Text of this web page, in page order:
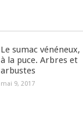
Le sumac vénéneux,
à la puce. Arbres et
arbustes
mai 9, 2017